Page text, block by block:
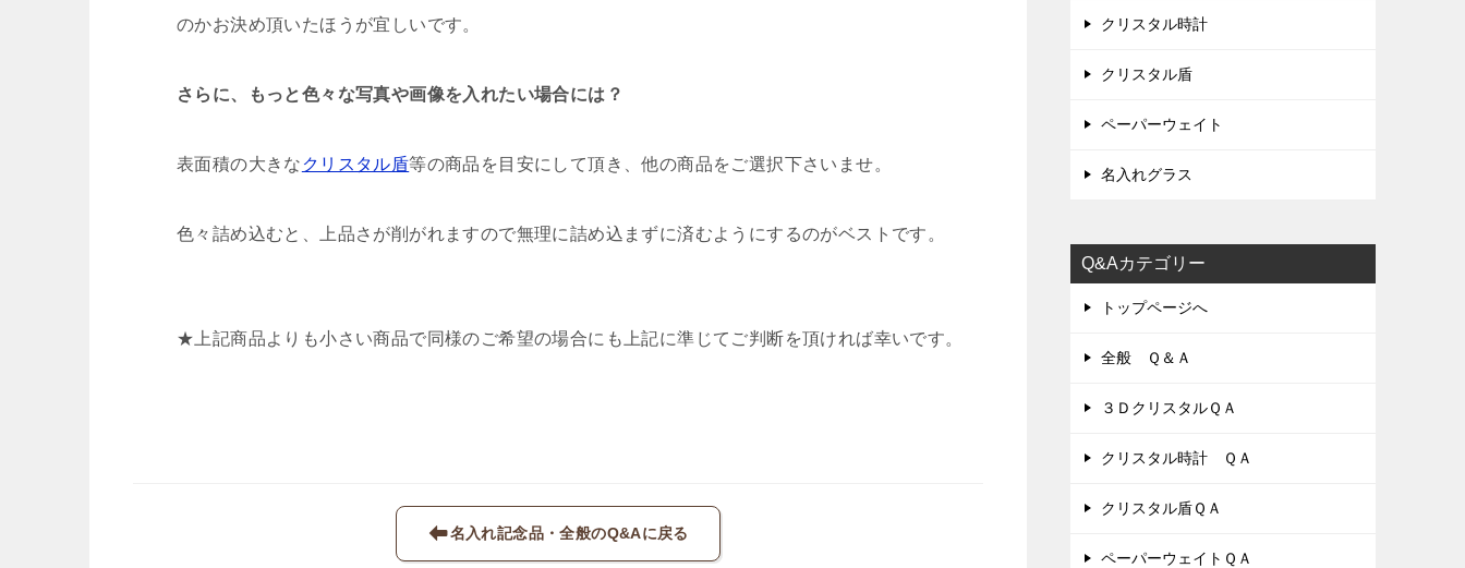
のかお決め頂いたほうが宜しいです。
さらに、もっと色々な写真や画像を入れたい場合には？
表面積の大きな クリスタル盾等の商品を目安にして頂き、他の商品をご選択下さいませ。
色々詰め込むと、上品さが削がれますので無理に詰め込まずに済むようにするのがベストです。
★上記商品よりも小さい商品で同様のご希望の場合にも上記に準じてご判断を頂ければ幸いです。
名入れ記念品・全般のQ&Aに戻る
クリスタル時計
クリスタル盾
ペーパーウェイト
名入れグラス
Q&Aカテゴリー
トップページへ
全般 Ｑ＆Ａ
３ＤクリスタルＱＡ
クリスタル時計 ＱＡ
クリスタル盾ＱＡ
ペーパーウェイトＱＡ